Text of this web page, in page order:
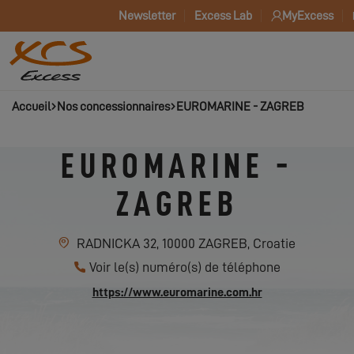
Newsletter Excess Lab MyExcess
Accueil Nos concessionnaires EUROMARINE - ZAGREB
EUROMARINE -
ZAGREB
RADNICKA 32, 10000 ZAGREB, Croatie
Voir le(s) numéro(s) de téléphone
https://www.euromarine.com.hr